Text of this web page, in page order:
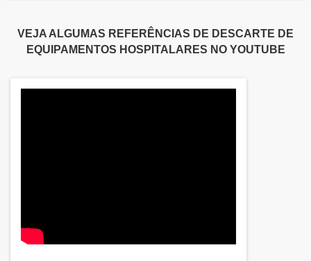
VEJA ALGUMAS REFERÊNCIAS DE DESCARTE DE
EQUIPAMENTOS HOSPITALARES NO YOUTUBE